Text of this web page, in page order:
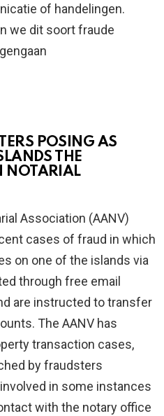
of handelingen.
we dit soort fraude
POSING AS
THE
NOTARIAL
Association (AANV)
cases of fraud in which
on one of the islands via
through free email
are instructed to transfer
The AANV has
transaction cases,
by fraudsters
in some instances
with the notary office